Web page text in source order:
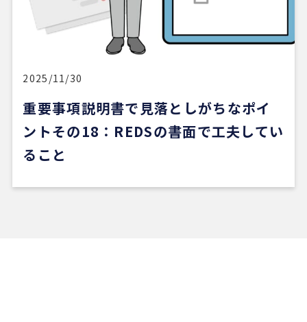
5 か月前
新しい自宅の購入でお世話になりました。仲介手数
料が無料だったのが素晴らしいです。担当の方（中
際してゴリ押しもなく、気になる物件についてフラ
た。おすすめです。
※Google口コミより他の口コミを見る
2025/11/30
重要事項説明書で見落としがちなポイ
ントその18：REDSの書面で工夫してい
ること